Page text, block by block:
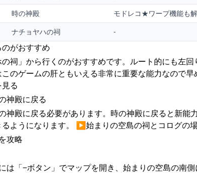
時の神殿
モドレコ★ワープ機能も
ナチョヤハの祠 -
がおすすめ
祠」から行くのがおすすめです。ルート的にも左
のゲームの肝ともいえる非常に重要な能力なので
る
神殿に戻る
神殿に戻る必要があります。時の神殿に戻ると新能
るようになります。 ▶︎始まりの空島の祠とコログの
攻略
は「−ボタン」でマップを開き、始まりの空島の南